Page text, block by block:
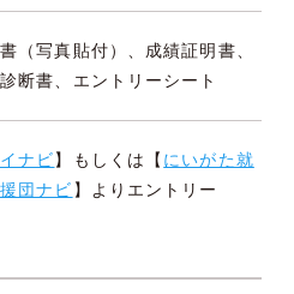
（写真貼付）、成績証明書、
断書、エントリーシート
ナビ】もしくは【 にいがた就
団ナビ 】よりエントリー